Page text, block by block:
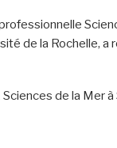
de la Rochelle,
de la Mer